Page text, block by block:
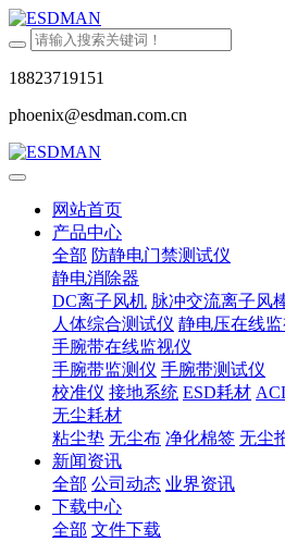
18823719151
phoenix@esdman.com.cn
网站首页
产品中心
全部 防静电门禁测试仪
静电消除器
DC离子风机 脉冲交流离子风
人体综合测试仪 静电压在线
手腕带在线监视仪
手腕带监测仪 手腕带测试仪
校准仪 接地系统 ESD耗材
无尘耗材
粘尘垫 无尘布 净化棉签 无尘
新闻资讯
全部 公司动态 业界资讯
下载中心
全部 文件下载